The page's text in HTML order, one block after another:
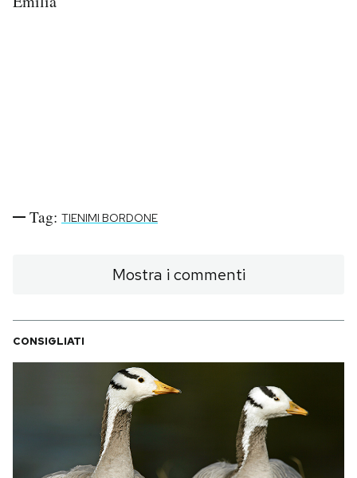
Tag: TIENIMI BORDONE
Mostra i commenti
CONSIGLIATI